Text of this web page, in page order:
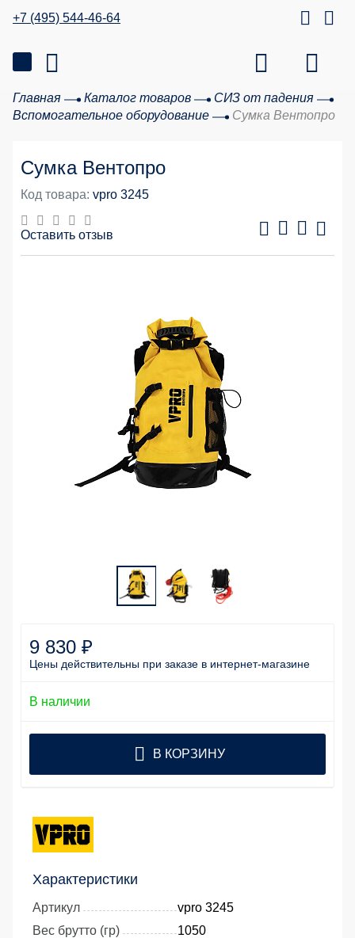
+7 (495) 544-46-64
Главная Каталог товаров
СИЗ от падения
Вспомогательное оборудование
Сумка Вентопро
Сумка Вентопро
Код товара: vpro 3245
Оставить отзыв
Характеристики
Артикул
vpro 3245
Вес брутто (гр)
1050
9 830 ₽
Цены действительны при заказе в интернет-магазине
В наличии
В КОРЗИНУ